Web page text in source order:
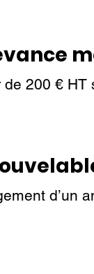
de 200 € HT
d’un